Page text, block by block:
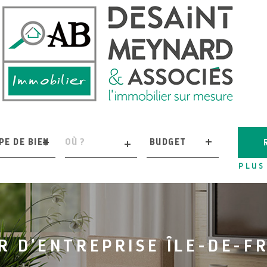
DE BIEN
BUDGET
RÉFÉRENCE
PLUS
D'ENTREPRISE ÎLE-DE-